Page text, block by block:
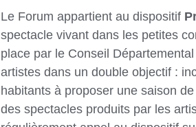
Le Forum appartient au dispositif
spectacle vivant dans les petites
place par le Conseil
artistes dans un double objectif :
habitants à proposer une saison
des spectacles produits par les